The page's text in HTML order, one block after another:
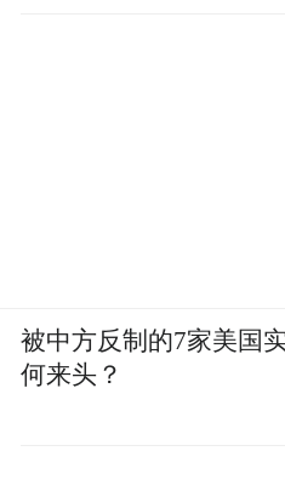
而剧外饰演小嘉玲的
啦！
被中方反制的7家美国
何来头？